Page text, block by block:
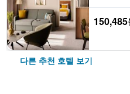
150,485
다른 추천 호텔 보기